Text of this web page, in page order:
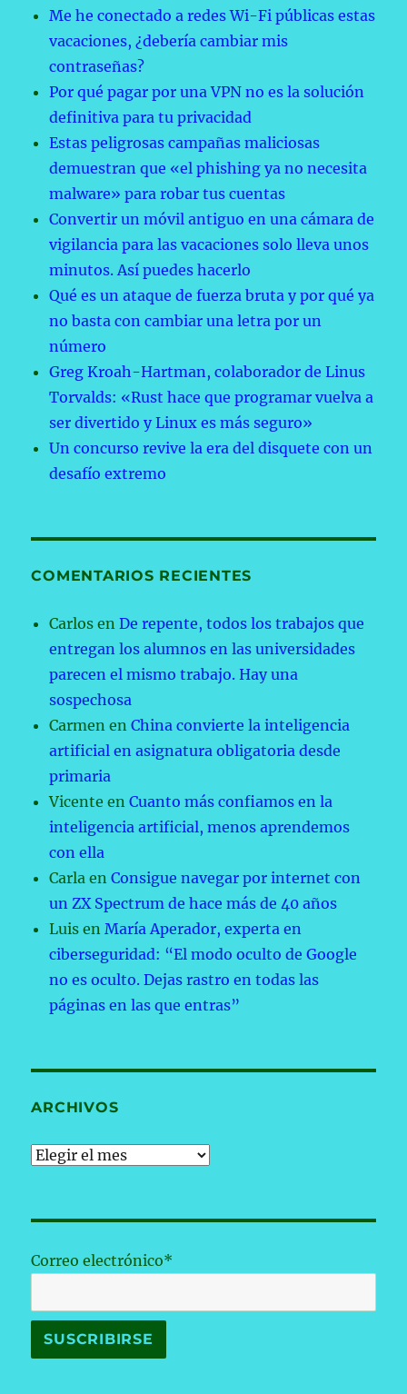
Me he conectado a redes Wi-Fi públicas estas
vacaciones, ¿debería cambiar mis
contraseñas?
Por qué pagar por una VPN no es la solución
definitiva para tu privacidad
Estas peligrosas campañas maliciosas
demuestran que «el phishing ya no necesita
malware» para robar tus cuentas
Convertir un móvil antiguo en una cámara de
vigilancia para las vacaciones solo lleva unos
minutos. Así puedes hacerlo
Qué es un ataque de fuerza bruta y por qué ya
no basta con cambiar una letra por un
número
Greg Kroah-Hartman, colaborador de Linus
Torvalds: «Rust hace que programar vuelva a
ser divertido y Linux es más seguro»
Un concurso revive la era del disquete con un
desafío extremo
COMENTARIOS RECIENTES
Carlos enDe repente, todos los trabajos que
entregan los alumnos en las universidades
parecen el mismo trabajo. Hay una
sospechosa
Carmen enChina convierte la inteligencia
artificial en asignatura obligatoria desde
primaria
Vicente enCuanto más confiamos en la
inteligencia artificial, menos aprendemos
con ella
Carla enConsigue navegar por internet con
un ZX Spectrum de hace más de 40 años
Luis enMaría Aperador, experta en
ciberseguridad: “El modo oculto de Google
no es oculto. Dejas rastro en todas las
páginas en las que entras”
ARCHIVOS
Archivos
Correo electrónico*